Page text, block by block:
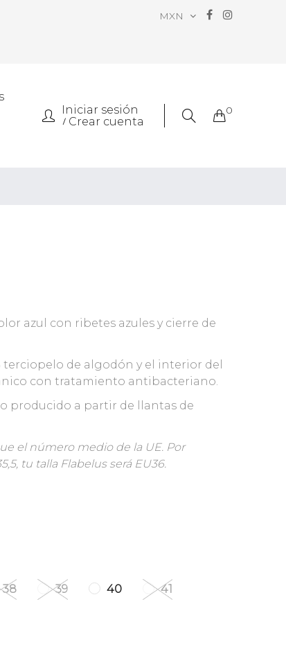
MXN
Iniciar sesión
Crear cuenta
0
azul con ribetes azules y cierre de
terciopelo de algodón y el interior del
con tratamiento antibacteriano.
producido a partir de llantas de
el número medio de la UE. Por
tu talla Flabelus será EU36.
38 39 40 41